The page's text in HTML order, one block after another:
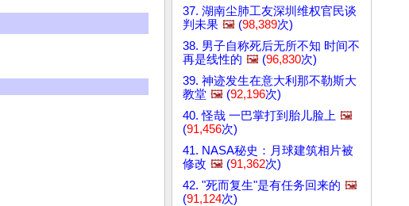
37. 湖南尘肺工友深圳维权官民谈
判未果 🖼️ (98,389次)
38. 男子自称死后无所不知 时间不
再是线性的 🖼️ (96,830次)
39. 神迹发生在意大利那不勒斯大
教堂 🖼️ (92,196次)
40. 怪哉 一巴掌打到胎儿脸上 🖼️
(91,456次)
41. NASA秘史：月球建筑相片被
修改 🖼️ (91,362次)
42. "死而复生"是有任务回来的 🖼️
(91,124次)